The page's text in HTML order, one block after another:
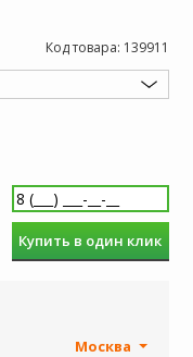
Код товара: 139911
Купить в один клик
Москва